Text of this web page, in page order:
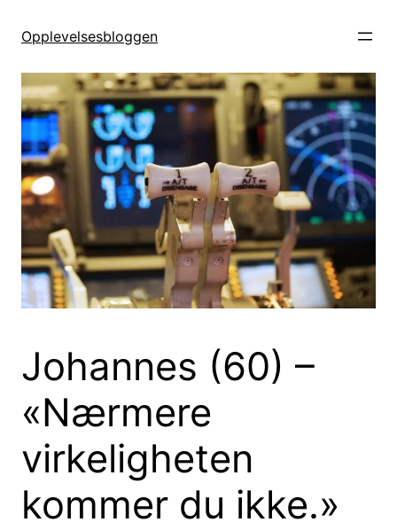
Opplevelsesbloggen
Johannes (60) –
«Nærmere
virkeligheten
kommer du ikke.»